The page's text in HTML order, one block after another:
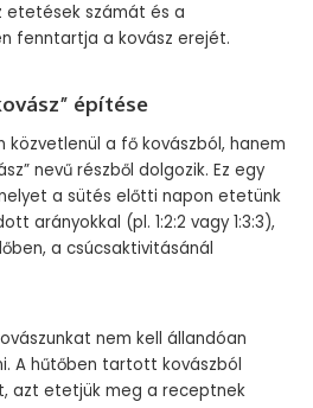
etetések számát és a
fenntartja a kovász erejét.
építése
közvetlenül a fő kovászból, hanem
nevű részből dolgozik. Ez egy
a sütés előtti napon etetünk
arányokkal (pl. 1:2:2 vagy 1:3:3),
a csúcsaktivitásánál
nem kell állandóan
A hűtőben tartott kovászból
azt etetjük meg a receptnek